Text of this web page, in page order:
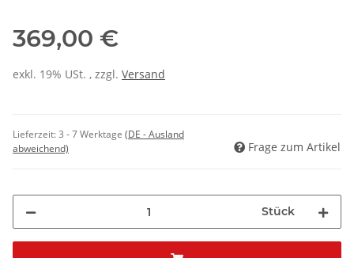
369,00 €
exkl. 19% USt. , zzgl. Versand
Lieferzeit:3 - 7 Werktage (DE - Ausland
abweichend)
Frage zum Artikel
Stück